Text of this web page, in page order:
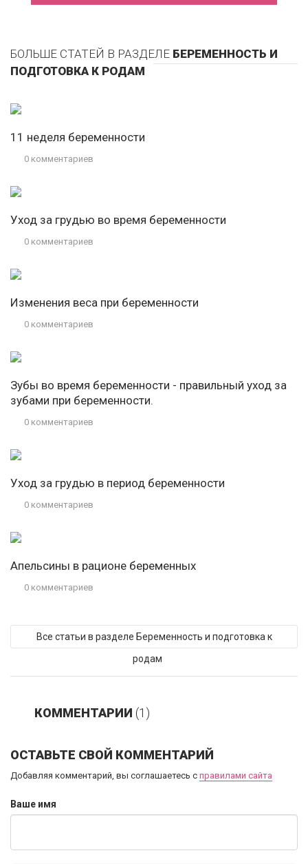
БОЛЬШЕ СТАТЕЙ В РАЗДЕЛЕ БЕРЕМЕННОСТЬ И
ПОДГОТОВКА К РОДАМ
11 неделя беременности
0 комментариев
Уход за грудью во время беременности
0 комментариев
Изменения веса при беременности
0 комментариев
Зубы во время беременности - правильный уход за
зубами при беременности.
0 комментариев
Уход за грудью в период беременности
0 комментариев
Апельсины в рационе беременных
0 комментариев
Все статьи в разделе Беременность и подготовка к
родам
КОММЕНТАРИИ (1)
ОСТАВЬТЕ СВОЙ КОММЕНТАРИЙ
Добавляя комментарий, вы соглашаетесь с правилами сайта
Ваше имя